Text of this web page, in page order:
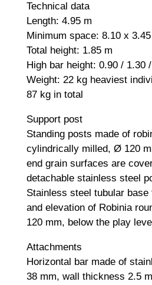
Technical data
Length: 4.95 m
Minimum space: 8.10 x
Total height: 1.85 m
High bar height: 0.90 / 1.30
Weight: 22 kg heaviest
87 kg in total
Support post
Standing posts made of
cylindrically milled, Ø 120
end grain surfaces are
detachable stainless steel
Stainless steel tubular base
and elevation of Robinia
120 mm, below the play
Attachments
Horizontal bar made of
38 mm, wall thickness 2.5